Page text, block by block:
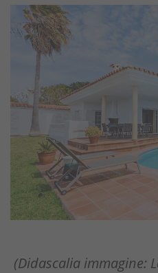
(Didascalia immagine: